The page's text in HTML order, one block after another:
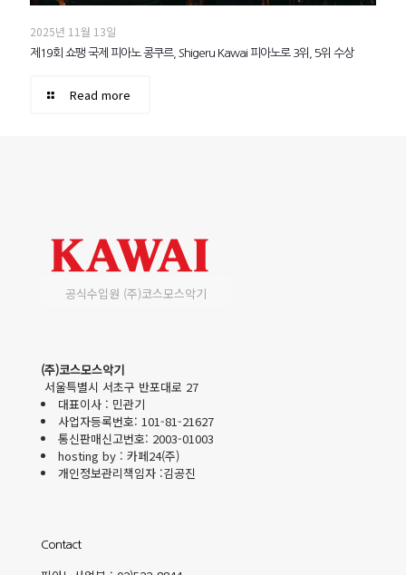
2025년 11월 13일
제19회 쇼팽 국제 피아노 콩쿠르, Shigeru Kawai 피아노로 3위, 5위 수상
Read more
공식수입원 (주)코스모스악기
(주)코스모스악기
서울특별시 서초구 반포대로 27
대표이사 : 민관기
사업자등록번호: 101-81-21627
통신판매신고번호: 2003-01003
hosting by : 카페24(주)
개인정보관리책임자 :김공진
Contact